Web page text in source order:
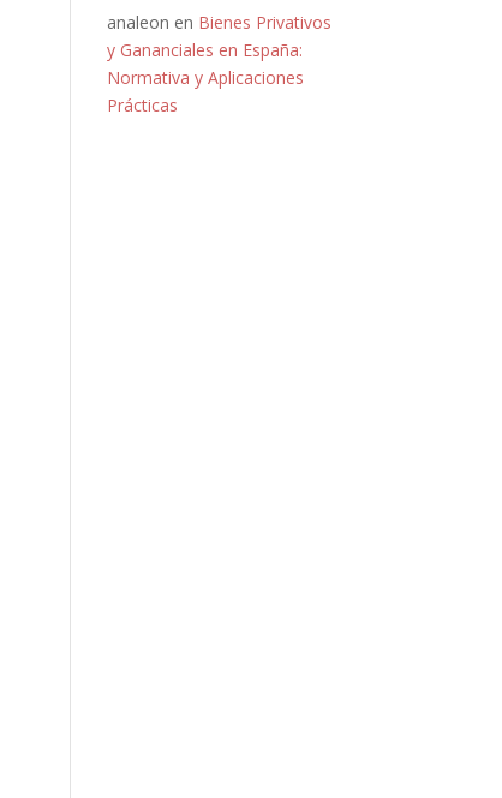
analeon en Bienes Privativos
y Gananciales en España:
Normativa y Aplicaciones
Prácticas